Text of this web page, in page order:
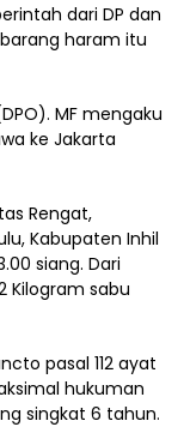
dari DP dan
haram itu
MF mengaku
ke Jakarta
Rengat,
Kabupaten Inhil
siang. Dari
Kilogram sabu
pasal 112 ayat
hukuman
singkat 6 tahun.